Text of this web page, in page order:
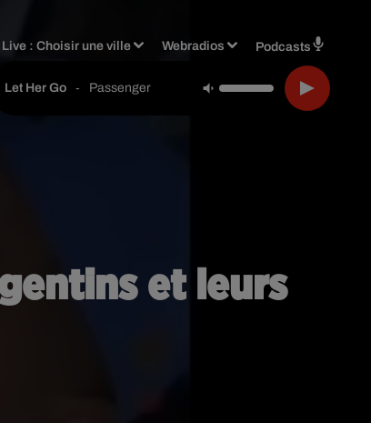
Live :Choisir une ville Webradios Podcasts
Let Her Go - Passenger
et leurs